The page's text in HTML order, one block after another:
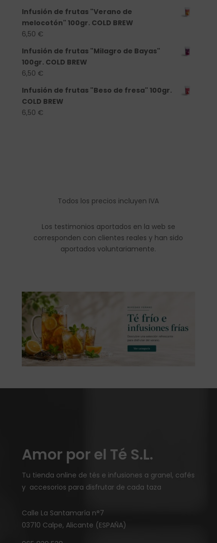
Infusión de frutas "Verano de
melocotón" 100gr. COLD BREW
6,50 €
Infusión de frutas "Milagro de Bayas"
100gr. COLD BREW
6,50 €
Infusión de frutas "Beso de fresa" 100gr.
COLD BREW
6,50 €
Todos los precios incluyen IVA
Los testimonios aportados en la web se
corresponden con clientes reales y han sido
aportados voluntariamente.
Amor por el Té S.L.
Tu tienda online de tés e infusiones a granel, cafés
y accesorios para disfrutar de cada taza
Calle La Santamaría n°7
03710 Calpe, Alicante (ESPAÑA)